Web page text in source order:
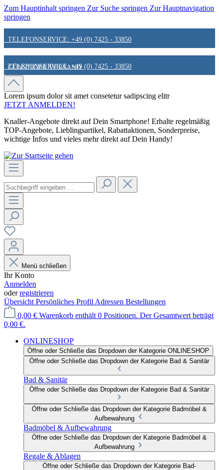
Zum Hauptinhalt springen Zur Suche springen Zur Hauptnavigation
springen
TELEFONSERVICE: +49 (0) 7425 - 33850
GÜNSTIGER VERSAND
FAIR & KUNDENORIENTIERT
HINWEIS ZU STATIONÄREN PREISEN
TELEFONSERVICE: +49 (0) 7425 - 33850
GÜNSTIGER VERSAND
FAIR & KUNDENORIENTIERT
HINWEIS ZU STATIONÄREN PREISEN
Lorem ipsum dolor sit amet consetetur sadipscing elitr
JETZT ANMELDEN!
Knaller-Angebote direkt auf Dein Smartphone! Erhalte regelmäßig
TOP-Angebote, Lieblingsartikel, Rabattaktionen, Sonderpreise,
wichtige Infos und vieles mehr direkt auf Dein Handy!
Menü schließen
Ihr Konto
Anmelden
oderregistrieren
Übersicht Persönliches Profil Adressen Bestellungen
0,00 € Warenkorb enthält 0 Positionen. Der Gesamtwert beträgt
0,00 €.
ONLINESHOP
Öffne oder Schließe das Dropdown der Kategorie ONLINESHOP
Öffne oder Schließe das Dropdown der Kategorie Bad & Sanitär
Bad & Sanitär
Öffne oder Schließe das Dropdown der Kategorie Bad & Sanitär
Öffne oder Schließe das Dropdown der Kategorie Badmöbel &
Aufbewahrung
Badmöbel & Aufbewahrung
Öffne oder Schließe das Dropdown der Kategorie Badmöbel &
Aufbewahrung
Regale & Ablagen
Öffne oder Schließe das Dropdown der Kategorie Bad-